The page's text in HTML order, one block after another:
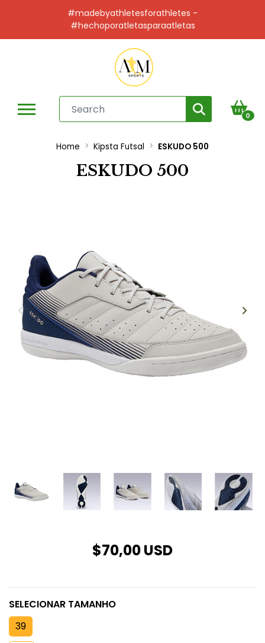
#madebyathletesforathletes -
#hechoporatletasparaatletas
0
Home Kipsta Futsal ESKUDO 500
ESKUDO 500
$70,00 USD
SELECIONAR TAMANHO
39